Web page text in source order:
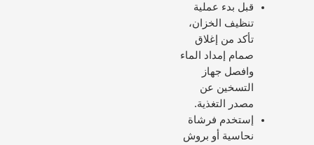
قبل بدء عملية
تنظيف الخزان،
تأكد من إغلاق
صمام إمداد الماء
وافصل جهاز
التسخين عن
مصدر التغذية.
إستخدم فرشاة
نحاسية أو بروش